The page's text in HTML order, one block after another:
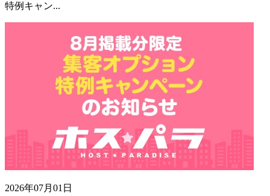
特例キャン...
2026年07月01日